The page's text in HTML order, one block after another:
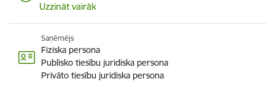
Uzzināt vairāk
Saņēmējs
Fiziska persona
Publisko tiesību juridiska persona
Privāto tiesību juridiska persona